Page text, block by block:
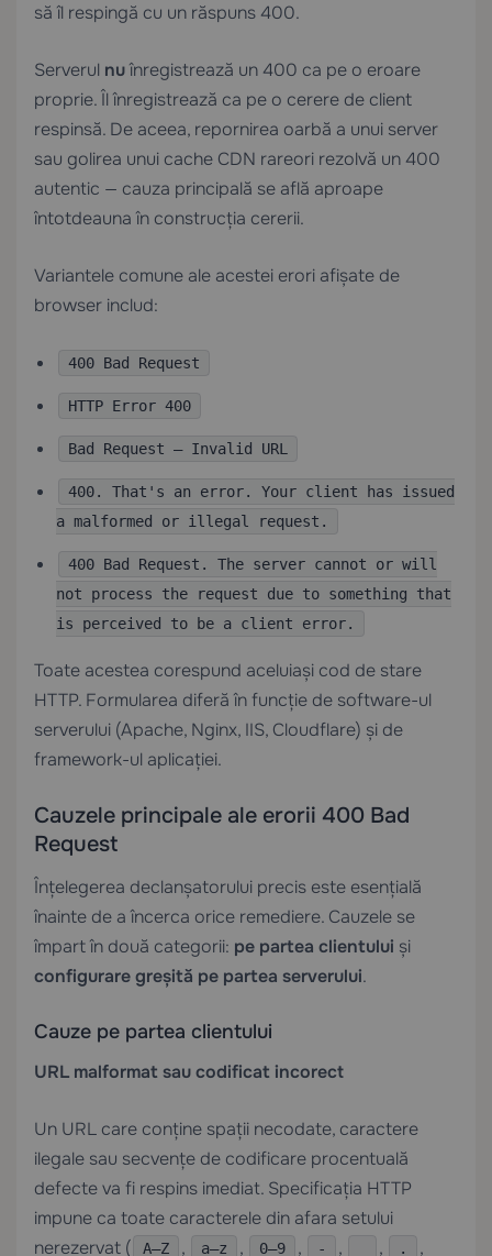
să îl respingă cu un răspuns 400.
Serverul nuînregistrează un 400 ca pe o eroare
proprie. Îl înregistrează ca pe o cerere de client
respinsă. De aceea, repornirea oarbă a unui server
sau golirea unui cache CDN rareori rezolvă un 400
autentic — cauza principală se află aproape
întotdeauna în construcția cererii.
Variantele comune ale acestei erori afișate de
browser includ:
400 Bad Request
HTTP Error 400
Bad Request — Invalid URL
400. That's an error. Your client has issued
a malformed or illegal request.
400 Bad Request. The server cannot or will
not process the request due to something that
is perceived to be a client error.
Toate acestea corespund aceluiași cod de stare
HTTP. Formularea diferă în funcție de software-ul
serverului (Apache, Nginx, IIS, Cloudflare) și de
framework-ul aplicației.
Cauzele principale ale erorii 400 Bad
Request
Înțelegerea declanșatorului precis este esențială
înainte de a încerca orice remediere. Cauzele se
împart în două categorii: pe partea clientului și
configurare greșită pe partea serverului.
Cauze pe partea clientului
URL malformat sau codificat incorect
Un URL care conține spații necodate, caractere
ilegale sau secvențe de codificare procentuală
defecte va fi respins imediat. Specificația HTTP
impune ca toate caracterele din afara setului
nerezervat (
A–Z , a–z , 0–9 , - , , . ,